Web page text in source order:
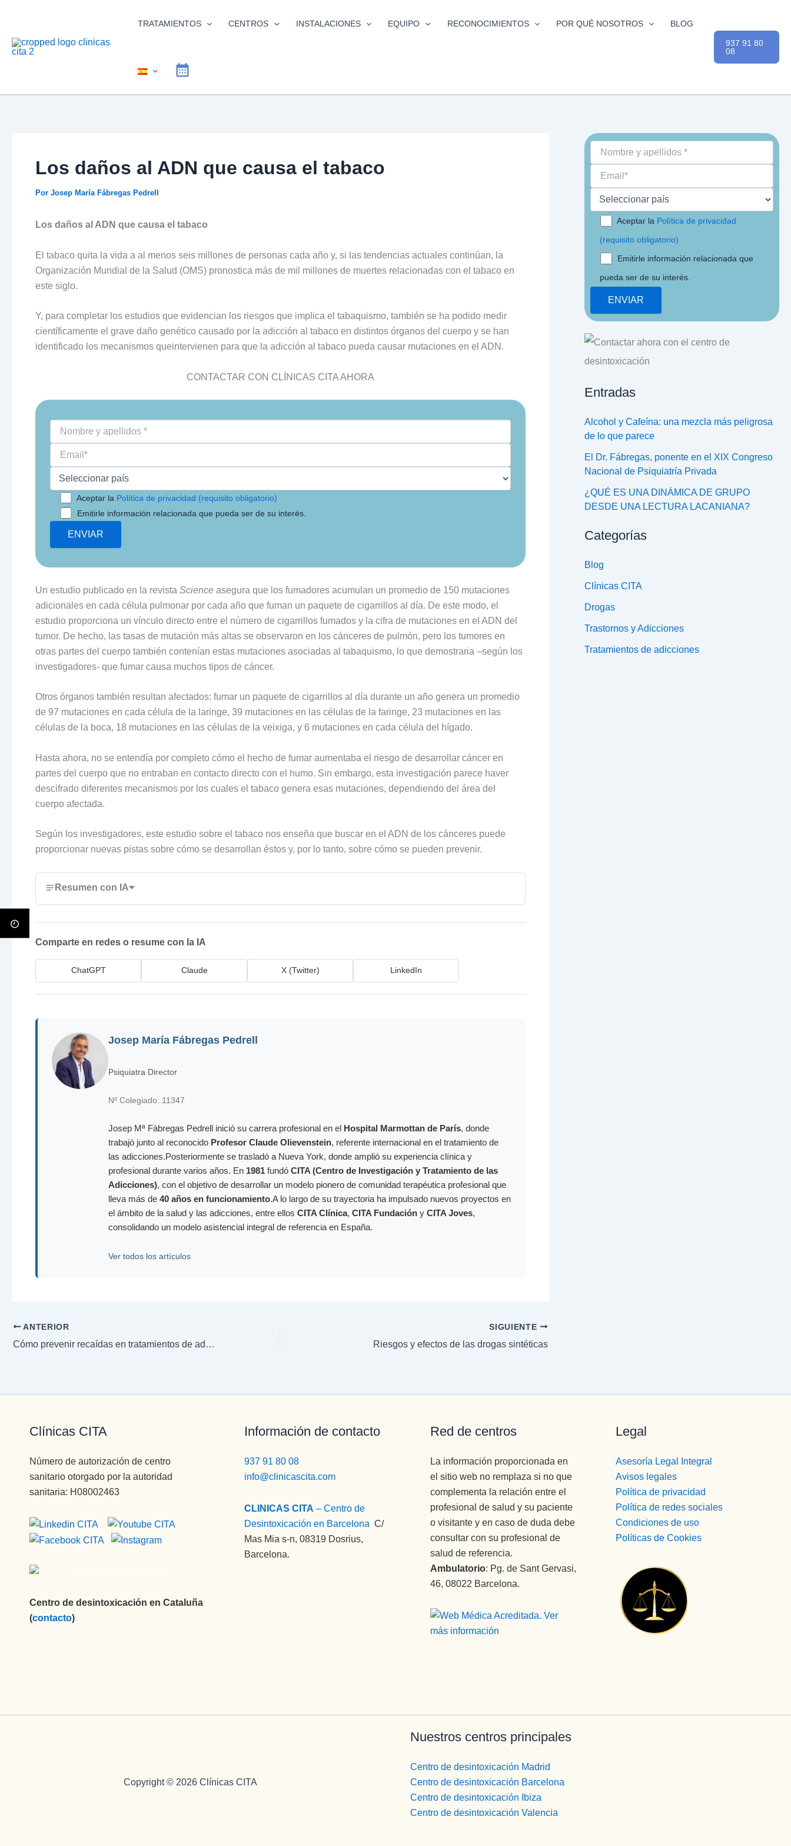
contenido
TRATAMIENTOS CENTROS INSTALACIONES EQUIPO RECONOCIMIENTOS POR QUÉ NOSOTROS BLOG
937 91 80
08
Los daños al ADN que causa el tabaco
Por Josep María Fábregas Pedrell
Los daños al ADN que causa el tabaco
El tabaco quita la vida a al menos seis millones de personas cada año y, si las tendencias actuales continúan, la
Organización Mundial de la Salud (OMS) pronostica más de mil millones de muertes relacionadas con el tabaco en
este siglo.
Y, para completar los estudios que evidencian los riesgos que implica el tabaquismo, también se ha podido medir
científicamente el grave daño genético causado por la adicción al tabaco en distintos órganos del cuerpo y se han
identificado los mecanismos queintervienen para que la adicción al tabaco pueda causar mutaciones en el ADN.
CONTACTAR CON CLÍNICAS CITA AHORA
Aceptar la Política de privacidad (requisito obligatorio)
Emitirle información relacionada que pueda ser de su interés.
Un estudio publicado en la revista Science asegura que los fumadores acumulan un promedio de 150 mutaciones
adicionales en cada célula pulmonar por cada año que fuman un paquete de cigarrillos al día. De este modo, el
estudio proporciona un vínculo directo entre el número de cigarrillos fumados y la cifra de mutaciones en el ADN del
tumor. De hecho, las tasas de mutación más altas se observaron en los cánceres de pulmón, pero los tumores en
otras partes del cuerpo también contenían estas mutaciones asociadas al tabaquismo, lo que demostraria –según los
investigadores- que fumar causa muchos tipos de cáncer.
Otros órganos también resultan afectados: fumar un paquete de cigarrillos al día durante un año genera un promedio
de 97 mutaciones en cada célula de la laringe, 39 mutaciones en las células de la faringe, 23 mutaciones en las
células de la boca, 18 mutaciones en las células de la veixiga, y 6 mutaciones en cada célula del hígado.
Hasta ahora, no se entendía por completo cómo el hecho de fumar aumentaba el riesgo de desarrollar cáncer en
partes del cuerpo que no entraban en contacto directo con el humo. Sin embargo, esta investigación parece haver
descifrado diferentes mecanismos por los cuales el tabaco genera esas mutaciones, dependiendo del área del
cuerpo afectada.
Según los investigadores, este estudio sobre el tabaco nos enseña que buscar en el ADN de los cánceres puede
proporcionar nuevas pistas sobre cómo se desarrollan éstos y, por lo tanto, sobre cómo se pueden prevenir.
Resumen con IA
Comparte en redes o resume con la IA
ChatGPT Claude X (Twitter) LinkedIn
Josep María Fábregas Pedrell
Psiquiatra Director
Nº Colegiado: 11347
Josep Mª Fàbregas Pedrell inició su carrera profesional en el Hospital Marmottan de París, donde
trabajó junto al reconocido Profesor Claude Olievenstein, referente internacional en el tratamiento de
las adicciones.Posteriormente se trasladó a Nueva York, donde amplió su experiencia clínica y
profesional durante varios años. En 1981 fundó CITA (Centro de Investigación y Tratamiento de las
Adicciones), con el objetivo de desarrollar un modelo pionero de comunidad terapéutica profesional que
lleva más de 40 años en funcionamiento.A lo largo de su trayectoria ha impulsado nuevos proyectos en
el ámbito de la salud y las adicciones, entre ellos CITA Clínica, CITA Fundación y CITA Joves,
consolidando un modelo asistencial integral de referencia en España.
Ver todos los artículos
ANTERIOR
Cómo prevenir recaídas en tratamientos de adicciones
SIGUIENTE
Riesgos y efectos de las drogas sintéticas
Aceptar la Política de privacidad
(requisito obligatorio)
Emitirle información relacionada que
pueda ser de su interés.
Entradas
Alcohol y Cafeína: una mezcla más peligrosa
de lo que parece
El Dr. Fábregas, ponente en el XIX Congreso
Nacional de Psiquiatría Privada
¿QUÉ ES UNA DINÁMICA DE GRUPO
DESDE UNA LECTURA LACANIANA?
Categorías
Blog
Clínicas CITA
Drogas
Trastornos y Adicciones
Tratamientos de adicciones
Clínicas CITA
Número de autorización de centro
sanitario otorgado por la autoridad
sanitaria: H08002463
Centro de desintoxicación en Cataluña
(contacto)
Información de contacto
937 91 80 08
info@clinicascita.com
CLINICAS CITA – Centro de
Desintoxicación en Barcelona C/
Mas Mia s-n, 08319 Dosrius,
Barcelona.
Red de centros
La información proporcionada en
el sitio web no remplaza si no que
complementa la relación entre el
profesional de salud y su paciente
o visitante y en caso de duda debe
consultar con su profesional de
salud de referencia.
Ambulatorio: Pg. de Sant Gervasi,
46, 08022 Barcelona.
Legal
Asesoría Legal Integral
Avisos legales
Política de privacidad
Política de redes sociales
Condiciones de uso
Políticas de Cookies
Copyright © 2026 Clínicas CITA
Nuestros centros principales
Centro de desintoxicación Madrid
Centro de desintoxicación Barcelona
Centro de desintoxicación Ibiza
Centro de desintoxicación Valencia